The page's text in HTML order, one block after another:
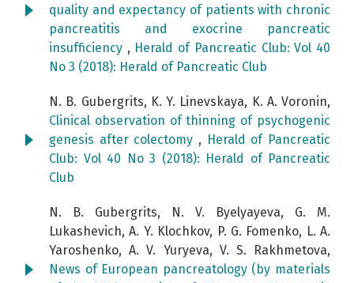
quality and expectancy of patients with chronic
pancreatitis and exocrine pancreatic
insufficiency , Herald of Pancreatic Club: Vol 40
No 3 (2018): Herald of Pancreatic Club
N. B. Gubergrits, K. Y. Linevskaya, K. A. Voronin,
Clinical observation of thinning of psychogenic
genesis after colectomy , Herald of Pancreatic
Club: Vol 40 No 3 (2018): Herald of Pancreatic
Club
N. B. Gubergrits, N. V. Byelyayeva, G. M.
Lukashevich, A. Y. Klochkov, P. G. Fomenko, L. A.
Yaroshenko, A. V. Yuryeva, V. S. Rakhmetova,
News of European pancreatology (by materials